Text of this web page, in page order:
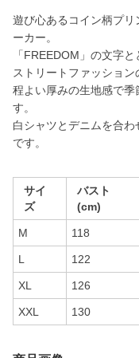
遊び心あるコイン柄プ
ーカー。
「FREEDOM」の文字
ストリートファッション
程よい厚みの生地感で
す。
白シャツとデニムを合
です。
サイ
ズ
バスト
(cm)
M 118
L 122
XL 126
XXL 130